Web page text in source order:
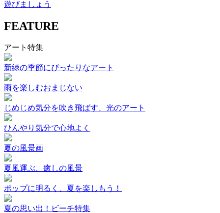
遊びましょう
FEATURE
アート特集
新緑の季節にぴったりなアート
雨を楽しむおまじない
じめじめ気分を吹き飛ばす、光のアート
ひんやり気分で心地よく
夏の風景画
夏風運ぶ、癒しの風景
ポップに明るく、夏を楽しもう！
夏の思い出！ビーチ特集